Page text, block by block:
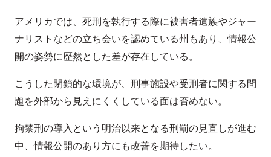
アメリカでは、死刑を執行する際に被害者遺族やジャー
ナリストなどの立ち会いを認めている州もあり、情報公
開の姿勢に歴然とした差が存在している。
こうした閉鎖的な環境が、刑事施設や受刑者に関する問
題を外部から見えにくくしている面は否めない。
拘禁刑の導入という明治以来となる刑罰の見直しが進む
中、情報公開のあり方にも改善を期待したい。